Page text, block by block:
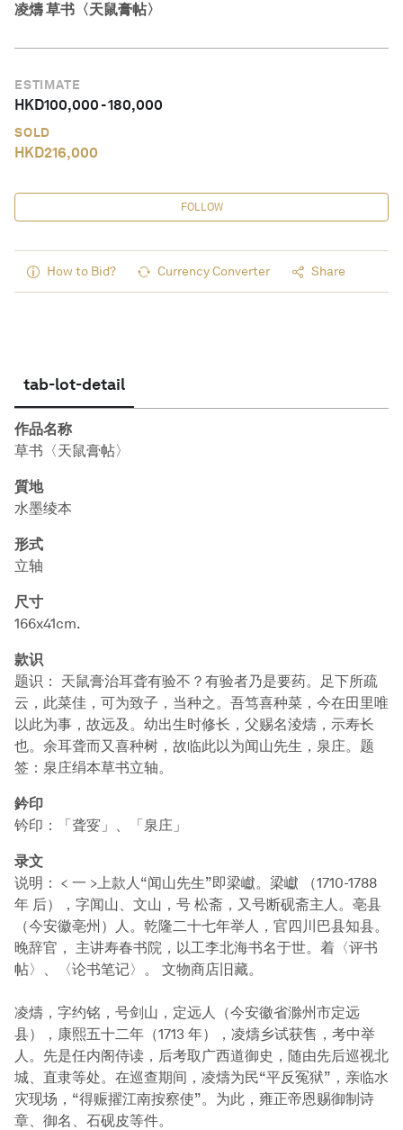
凌燽 草书〈天鼠膏帖〉
ESTIMATE
HKD100,000-180,000
SOLD
HKD216,000
FOLLOW
How to Bid? Currency Converter Share
tab-lot-detail
作品名称
草书〈天鼠膏帖〉
質地
水墨绫本
形式
立轴
尺寸
166x41cm.
款识
题识： 天鼠膏治耳聋有验不？有验者乃是要药。足下所疏
云，此菜佳，可为致子，当种之。吾笃喜种菜，今在田里唯
以此为事，故远及。幼出生时修长，父赐名淩燽，示寿长
也。余耳聋而又喜种树，故临此以为闻山先生，泉庄。题
签：泉庄绢本草书立轴。
鈐印
钤印：「聋叜」、「泉庄」
录文
说明： < 一 >上款人“闻山先生”即梁巘。梁巘 （1710-1788
年 后），字闻山、文山，号 松斋，又号断砚斋主人。亳县
（今安徽亳州）人。乾隆二十七年举人，官四川巴县知县。
晚辞官， 主讲寿春书院，以工李北海书名于世。着〈评书
帖〉、〈论书笔记〉。 文物商店旧藏。
凌燽，字约铭，号剑山，定远人（今安徽省滁州市定远
县），康熙五十二年（1713 年），凌燽乡试获售，考中举
人。先是任内阁侍读，后考取广西道御史，随由先后巡视北
城、直隶等处。在巡查期间，凌燽为民“平反冤狱”，亲临水
灾现场，“得赈擢江南按察使”。为此，雍正帝恩赐御制诗
章、御名、石砚皮等件。